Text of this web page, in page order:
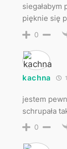
siegałabym
pięknie się
0
kachna
jestem
schrupała
0